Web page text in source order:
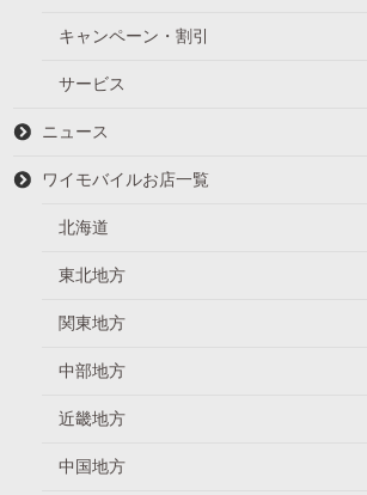
キャンペーン・割引
サービス
ニュース
ワイモバイルお店一覧
北海道
東北地方
関東地方
中部地方
近畿地方
中国地方